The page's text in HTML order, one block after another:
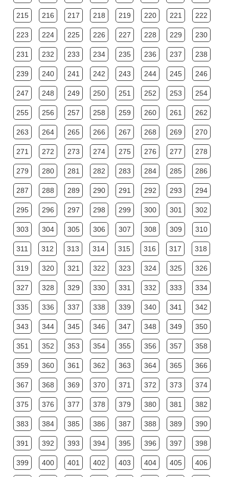
215 216 217 218 219 220 221 222
223 224 225 226 227 228 229 230
231 232 233 234 235 236 237 238
239 240 241 242 243 244 245 246
247 248 249 250 251 252 253 254
255 256 257 258 259 260 261 262
263 264 265 266 267 268 269 270
271 272 273 274 275 276 277 278
279 280 281 282 283 284 285 286
287 288 289 290 291 292 293 294
295 296 297 298 299 300 301 302
303 304 305 306 307 308 309 310
311 312 313 314 315 316 317 318
319 320 321 322 323 324 325 326
327 328 329 330 331 332 333 334
335 336 337 338 339 340 341 342
343 344 345 346 347 348 349 350
351 352 353 354 355 356 357 358
359 360 361 362 363 364 365 366
367 368 369 370 371 372 373 374
375 376 377 378 379 380 381 382
383 384 385 386 387 388 389 390
391 392 393 394 395 396 397 398
399 400 401 402 403 404 405 406